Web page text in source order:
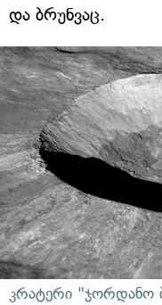
და ბრუნვაც.
კრატერი "ჯორდანო